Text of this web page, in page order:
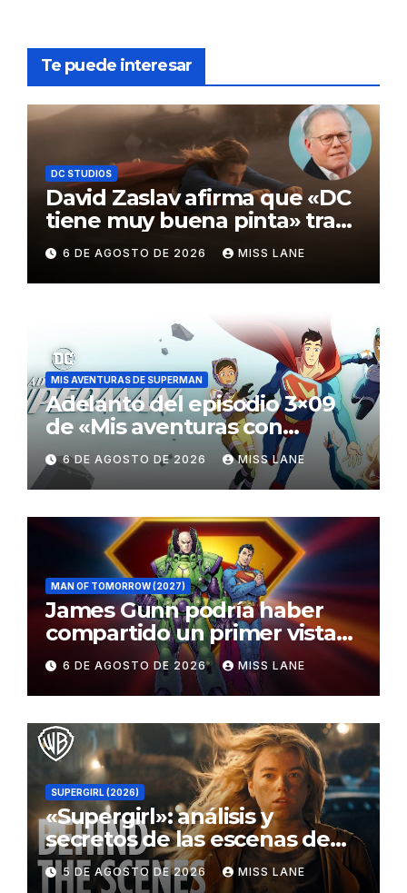
Te puede interesar
DC STUDIOS
David Zaslav afirma que «DC
tiene muy buena pinta» tras
el fracaso de «Supergirl»
6 DE AGOSTO DE 2026 MISS LANE
MIS AVENTURAS DE SUPERMAN
Adelanto del episodio 3×09
de «Mis aventuras con
Superman»
6 DE AGOSTO DE 2026 MISS LANE
MAN OF TOMORROW (2027)
James Gunn podría haber
compartido un primer vistazo
al traje de Brainiac
6 DE AGOSTO DE 2026 MISS LANE
SUPERGIRL (2026)
«Supergirl»: análisis y
secretos de las escenas de
lucha
5 DE AGOSTO DE 2026 MISS LANE